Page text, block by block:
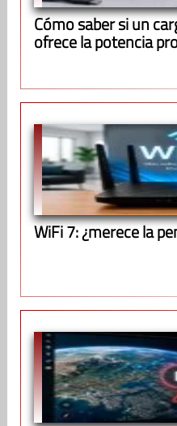
Cómo saber si un
ofrece la potencia
WiFi 7: ¿merece la